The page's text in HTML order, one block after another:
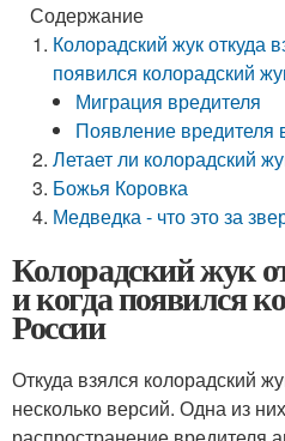
Содержание
Колорадский жук откуда
появился колорадский
Миграция вредителя
Появление
Летает ли колорадский
Божья Коровка
Медведка - что это за
Колорадский жук
и когда появился
России
Откуда взялся колорадский
несколько версий. Одна из